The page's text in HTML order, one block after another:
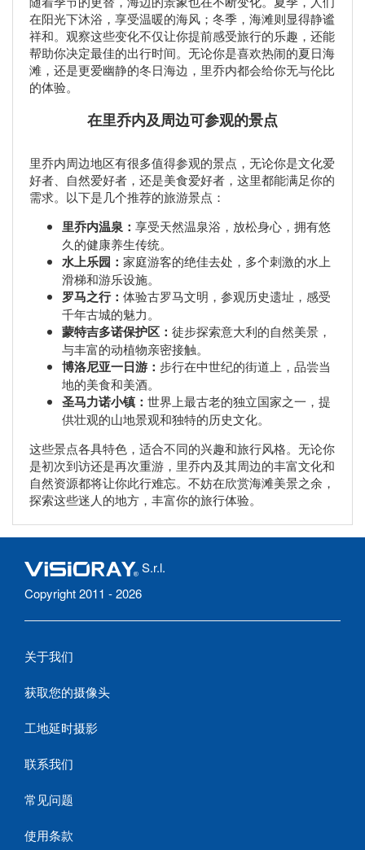
在阳光下沐浴，享受温暖的海风；冬季，海滩则显得静谧
祥和。观察这些变化不仅让你提前感受旅行的乐趣，还能
帮助你决定最佳的出行时间。无论你是喜欢热闹的夏日海
滩，还是更爱幽静的冬日海边，里乔内都会给你无与伦比
的体验。
在里乔内及周边可参观的景点
里乔内周边地区有很多值得参观的景点，无论你是文化爱
好者、自然爱好者，还是美食爱好者，这里都能满足你的
需求。以下是几个推荐的旅游景点：
里乔内温泉： 享受天然温泉浴，放松身心，拥有悠
久的健康养生传统。
水上乐园： 家庭游客的绝佳去处，多个刺激的水上
滑梯和游乐设施。
罗马之行： 体验古罗马文明，参观历史遗址，感受
千年古城的魅力。
蒙特吉多诺保护区： 徒步探索意大利的自然美景，
与丰富的动植物亲密接触。
博洛尼亚一日游： 步行在中世纪的街道上，品尝当
地的美食和美酒。
圣马力诺小镇： 世界上最古老的独立国家之一，提
供壮观的山地景观和独特的历史文化。
这些景点各具特色，适合不同的兴趣和旅行风格。无论你
是初次到访还是再次重游，里乔内及其周边的丰富文化和
自然资源都将让你此行难忘。不妨在欣赏海滩美景之余，
探索这些迷人的地方，丰富你的旅行体验。
S.r.l.
Copyright 2011 - 2026
关于我们
获取您的摄像头
工地延时摄影
联系我们
常见问题
使用条款